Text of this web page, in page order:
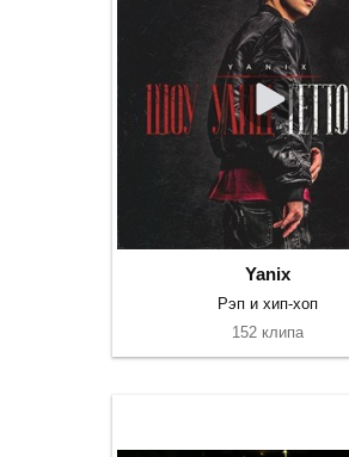
Yanix
Рэп и хип-хоп
152 клипа